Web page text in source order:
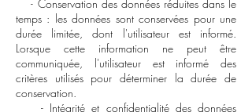
- Conservation des données réduites dans le
temps : les données sont conservées pour une
durée limitée, dont l'utilisateur est informé.
Lorsque cette information ne peut être
communiquée, l'utilisateur est informé des
critères utilisés pour déterminer la durée de
conservation.
- Intégrité et confidentialité des données